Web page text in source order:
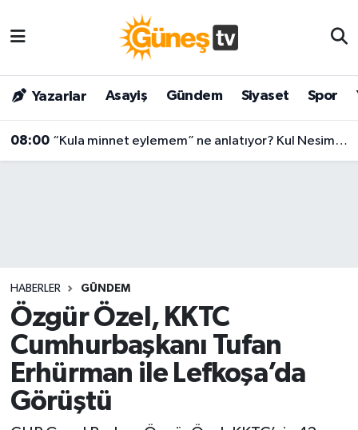
Yazarlar Asayiş Gündem Siyaset Spor
08:00 “Kula minnet eylemem” ne anlatıyor? Kul Nesimi’nin yüzyılları aşan mesajı
HABERLER GÜNDEM
Özgür Özel, KKTC
Cumhurbaşkanı Tufan
Erhürman ile Lefkoşa’da
Görüştü
Bilim & Teknoloji
Dünya
Magazin
Siyaset
Spor
Yaşam
Malatya Nöbetçi Eczaneler
Malatya Hava Durumu
Malatya Namaz Vakitleri
Son Dakika Haberleri
Haber Arşivi